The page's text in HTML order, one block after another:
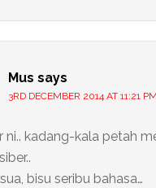
Mus says
3RD DECEMBER 2014 AT 11:21 PM
ni.. kadang-kala petah
bisu seribu bahasa…